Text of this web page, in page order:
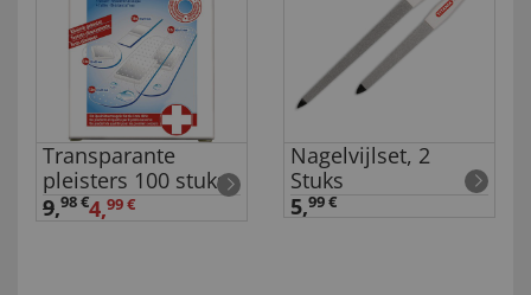
Transparante
pleisters 100 stuks
9,98 €4,99 €
Nagelvijlset, 2
Stuks
5,99 €